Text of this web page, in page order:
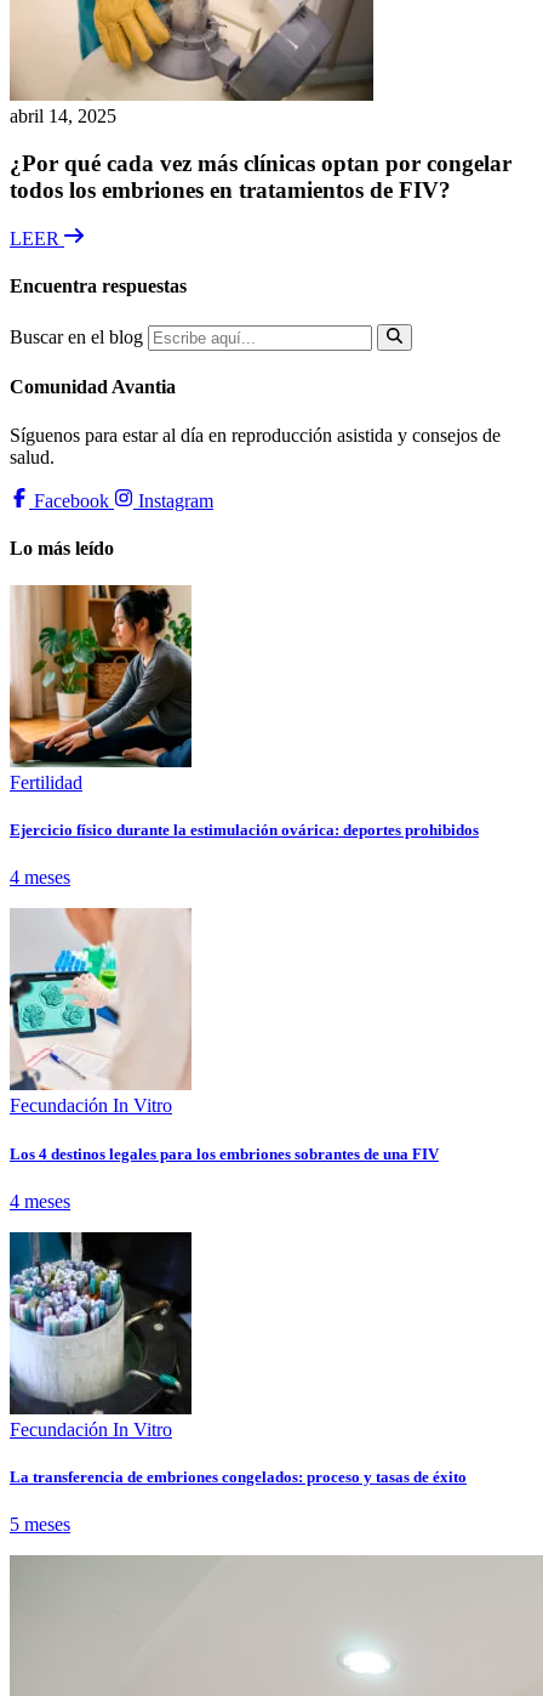
abril 14, 2025
¿Por qué cada vez más clínicas optan por congelar
todos los embriones en tratamientos de FIV?
LEER
Encuentra respuestas
Buscar en el blog
Comunidad Avantia
Síguenos para estar al día en reproducción asistida y consejos de
salud.
Facebook Instagram
Lo más leído
Fertilidad
Ejercicio físico durante la estimulación ovárica: deportes prohibidos
4 meses
Fecundación In Vitro
Los 4 destinos legales para los embriones sobrantes de una FIV
4 meses
Fecundación In Vitro
La transferencia de embriones congelados: proceso y tasas de éxito
5 meses